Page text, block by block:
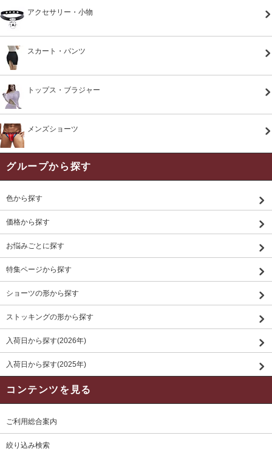
アクセサリー・小物
スカート・パンツ
トップス・ブラジャー
メンズショーツ
グループから探す
色から探す
価格から探す
お悩みごとに探す
特集ページから探す
ショーツの形から探す
ストッキングの形から探す
入荷日から探す(2026年)
入荷日から探す(2025年)
コンテンツを見る
ご利用総合案内
絞り込み検索